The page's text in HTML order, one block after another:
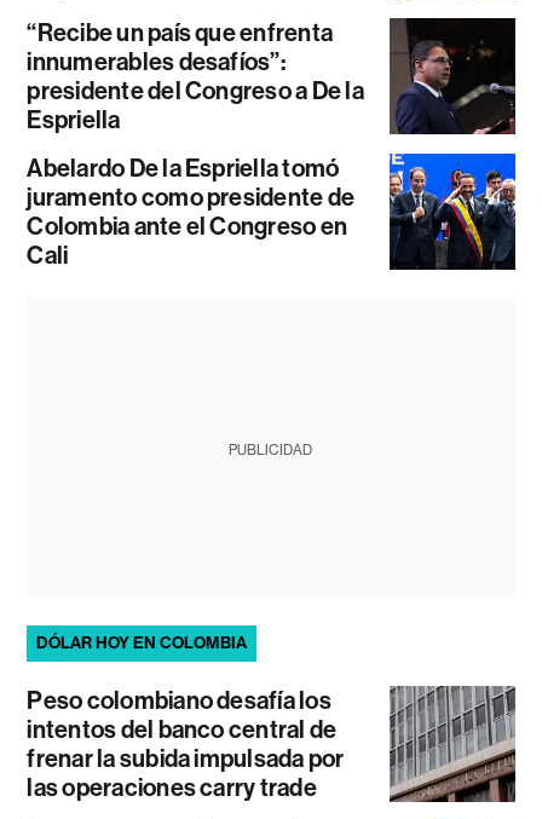
“Recibe un país que enfrenta
innumerables desafíos”:
presidente del Congreso a De la
Espriella
Abelardo De la Espriella tomó
juramento como presidente de
Colombia ante el Congreso en
Cali
PUBLICIDAD
DÓLAR HOY EN COLOMBIA
Peso colombiano desafía los
intentos del banco central de
frenar la subida impulsada por
las operaciones carry trade